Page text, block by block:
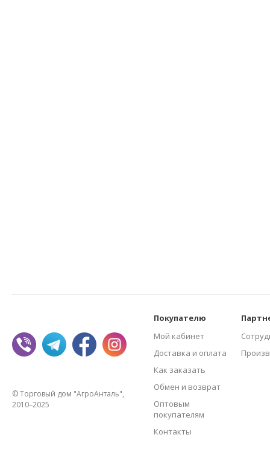
© Торговый дом "АгроАнталь",
2010–2025
Покупателю
Мой кабинет
Доставка и оплата
Как заказать
Обмен и возврат
Оптовым
покупателям
Контакты